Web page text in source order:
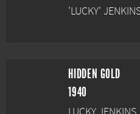
'LUCKY'
HIDDEN GOLD
1940